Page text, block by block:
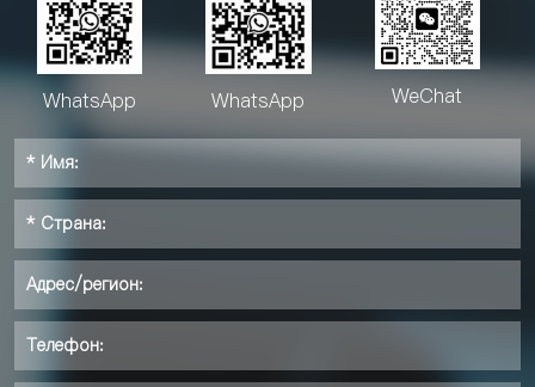
WhatsApp WhatsApp WeChat